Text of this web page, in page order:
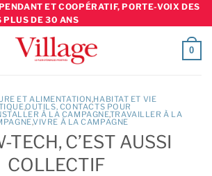
ET COOPÉRATIF, PORTE-VOIX DES
PLUS DE 30 ANS
0
ET ALIMENTATION,HABITAT ET VIE
,OUTILS, CONTACTS POUR
À LA CAMPAGNETRAVAILLER À LA
,VIVRE À LA CAMPAGNE
TECH, C’EST AUSSI
COLLECTIF